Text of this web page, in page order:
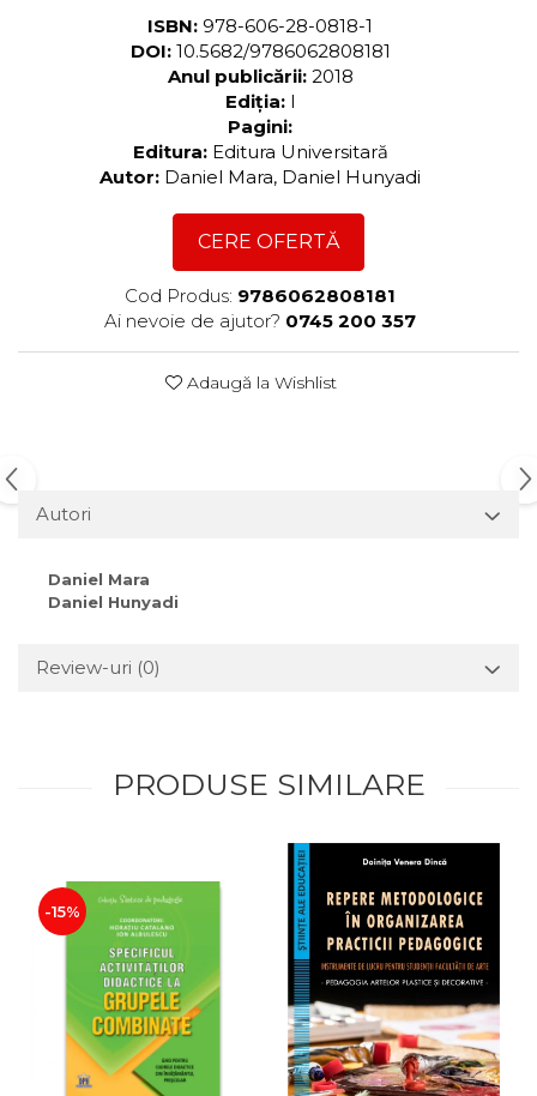
ISBN: 978-606-28-0818-1
DOI: 10.5682/9786062808181
Anul publicării: 2018
Ediția: I
Pagini:
Editura: Editura Universitară
Autor: Daniel Mara, Daniel Hunyadi
CERE OFERTĂ
Cod Produs: 9786062808181
Ai nevoie de ajutor? 0745 200 357
Adaugă la Wishlist
Autori
Daniel Mara
Daniel Hunyadi
Review-uri (0)
PRODUSE SIMILARE
-15%